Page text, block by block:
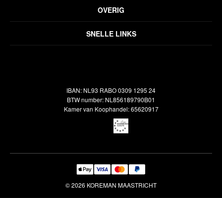
SNELLE LINKS
OVERIG
Inspiratie
Veelgestelde vragen
Disclaimer
Verzendbeleid
IBAN: NL93 RABO 0309 1295 24
BTW number: NL856189790B01
Kamer van Koophandel: 65620917
© 2026 KOREMAN MAASTRICHT